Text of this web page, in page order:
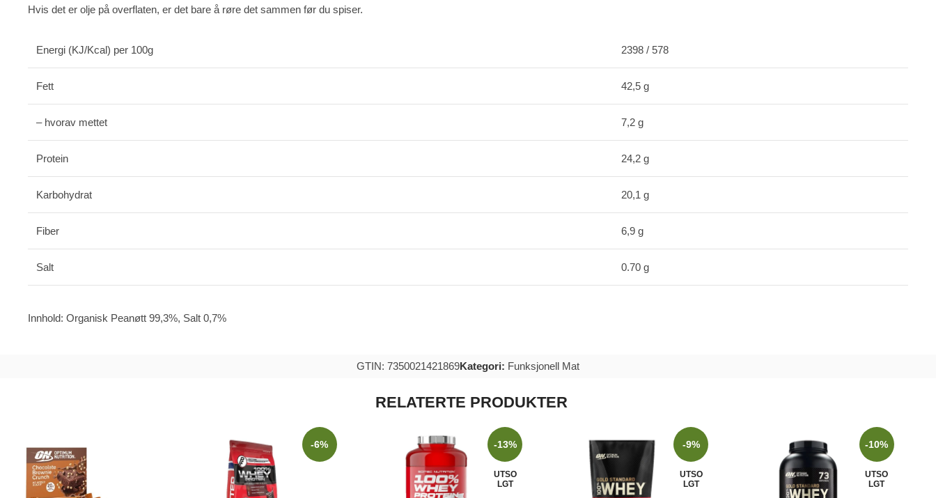
Hvis det er olje på overflaten, er det bare å røre det sammen før du spiser.
Energi (KJ/Kcal) per 100g 2398 / 578
Fett 42,5 g
– hvorav mettet 7,2 g
Protein 24,2 g
Karbohydrat 20,1 g
Fiber 6,9 g
Salt 0.70 g
Innhold: Organisk Peanøtt 99,3%, Salt 0,7%
GTIN: 7350021421869Kategori: Funksjonell Mat
RELATERTE PRODUKTER
-6% -13%
UTSO
LGT
-9%
UTSO
LGT
-10%
UTSO
LGT